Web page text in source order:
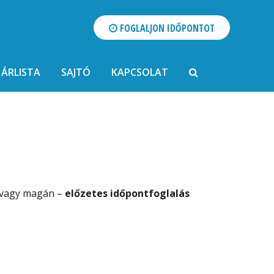
FOGLALJON IDŐPONTOT
ÁRLISTA SAJTÓ KAPCSOLAT
magán – előzetes időpontfoglalás